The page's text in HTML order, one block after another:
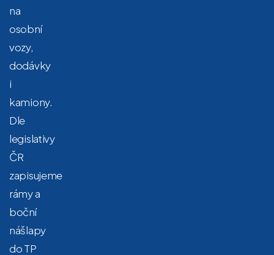
na
osobní
vozy,
dodávky
i
kamiony.
Dle
legislativy
ČR
zapisujeme
rámy a
boční
nášlapy
do TP